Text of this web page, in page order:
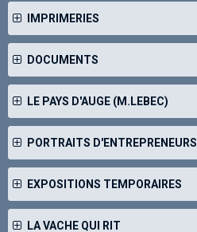
IMPRIMERIES
DOCUMENTS
LE PAYS D'AUGE (M.LEBEC)
PORTRAITS D'ENTREPRENEURS
EXPOSITIONS TEMPORAIRES
LA VACHE QUI RIT